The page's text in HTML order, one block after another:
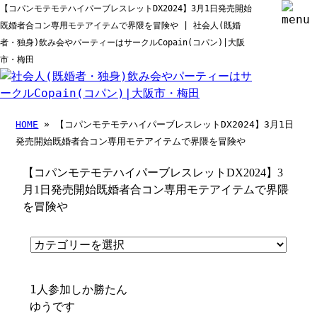
【コパンモテモテハイパーブレスレットDX2024】3月1日発売開始
既婚者合コン専用モテアイテムで界隈を冒険や | 社会人(既婚
者・独身)飲み会やパーティーはサークルCopain(コパン)|大阪
市・梅田
HOME » 【コパンモテモテハイパーブレスレットDX2024】3月1日
発売開始既婚者合コン専用モテアイテムで界隈を冒険や
【コパンモテモテハイパーブレスレットDX2024】3
月1日発売開始既婚者合コン専用モテアイテムで界隈
を冒険や
1人参加しか勝たん
ゆうです